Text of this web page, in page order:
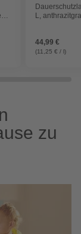
L,
44,99 €
(11,25 € / l)
zu